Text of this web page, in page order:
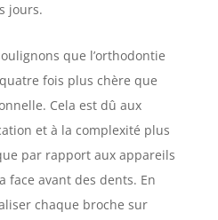
jours.
que l’orthodontie
fois plus chère que
Cela est dû aux
et à la complexité plus
par rapport aux appareils
face avant des dents. En
chaque broche sur